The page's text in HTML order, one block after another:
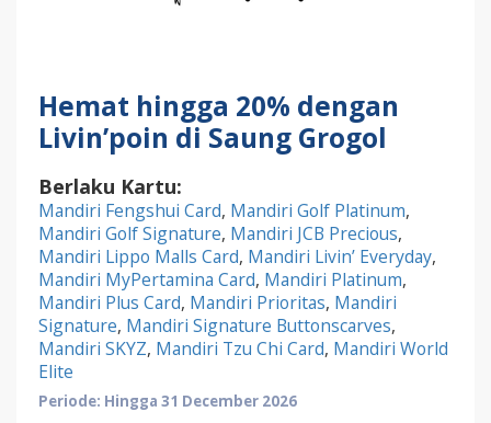
Hemat hingga 20% dengan
Livin’poin di Saung Grogol
Berlaku Kartu:
Mandiri Fengshui Card, Mandiri Golf Platinum,
Mandiri Golf Signature, Mandiri JCB Precious,
Mandiri Lippo Malls Card, Mandiri Livin’ Everyday,
Mandiri MyPertamina Card, Mandiri Platinum,
Mandiri Plus Card, Mandiri Prioritas, Mandiri
Signature, Mandiri Signature Buttonscarves,
Mandiri SKYZ, Mandiri Tzu Chi Card, Mandiri World
Elite
Periode: Hingga 31 December 2026